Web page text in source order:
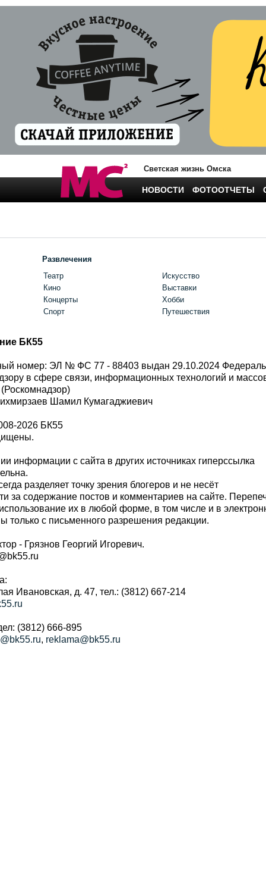
Светская жизнь Омска
НОВОСТИ ФОТООТЧЕТЫ
Развлечения
Театр
Кино
Концерты
Спорт
Искусство
Выставки
Хобби
Путешествия
БК55
номер: ЭЛ № ФС 77 - 88403 выдан 29.10.2024
в сфере связи, информационных технологий и
Шамил Кумагаджиевич
2026 БК55
информации с сайта в других источниках гиперссылка
разделяет точку зрения блогеров и не несёт
за содержание постов и комментариев на сайте.
их в любой форме, в том числе и в
с письменного разрешения редакции.
- Грязнов Георгий Игоревич.
Ивановская, д. 47, тел.: (3812) 667-214
(3812) 666-895
, reklama@bk55.ru